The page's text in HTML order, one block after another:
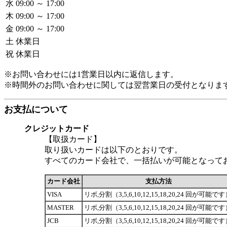
水 09:00 ～ 17:00
木 09:00 ～ 17:00
金 09:00 ～ 17:00
土 休業日
祝 休業日
※お問い合わせには1営業日以内に返信します。
※時間外のお問い合わせに関しては翌営業日の受付となりま
お支払について
クレジットカード
【取扱カード】
取り扱いカードは以下のとおりです。
すべてのカード会社で、一括払いが可能となって
カード会社
支払方法
VISA
リボ,分割（3,5,6,10,12,15,18,20,24 回が可能です
MASTER
リボ,分割（3,5,6,10,12,15,18,20,24 回が可能です
JCB
リボ,分割（3,5,6,10,12,15,18,20,24 回が可能です